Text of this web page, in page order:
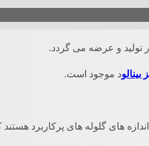
تولید و عرضه می گردد.
بینالود موجود است.
میلی متر، 50 میلی متر، 60 میلی متر، 80 میلی متر و 100 میلی متر